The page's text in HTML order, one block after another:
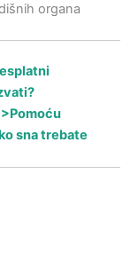
organa
sna trebate